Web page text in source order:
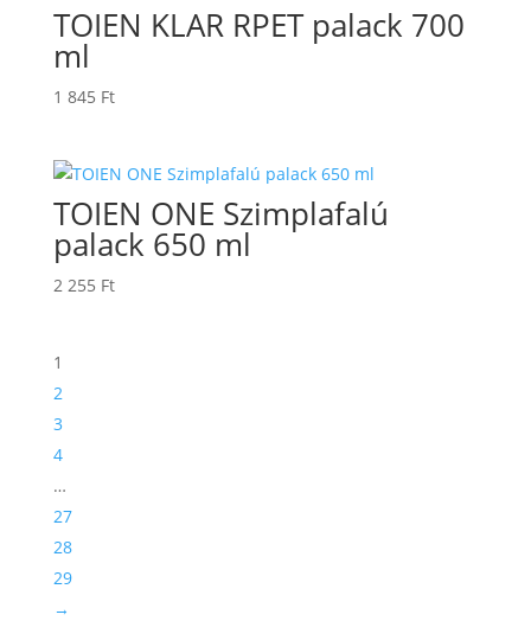
TOIEN KLAR RPET palack 700
ml
1 845 Ft
TOIEN ONE Szimplafalú
palack 650 ml
2 255 Ft
1
2
3
4
…
27
28
29
→